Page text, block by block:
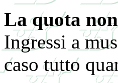
La quota
Ingressi a
caso tutto